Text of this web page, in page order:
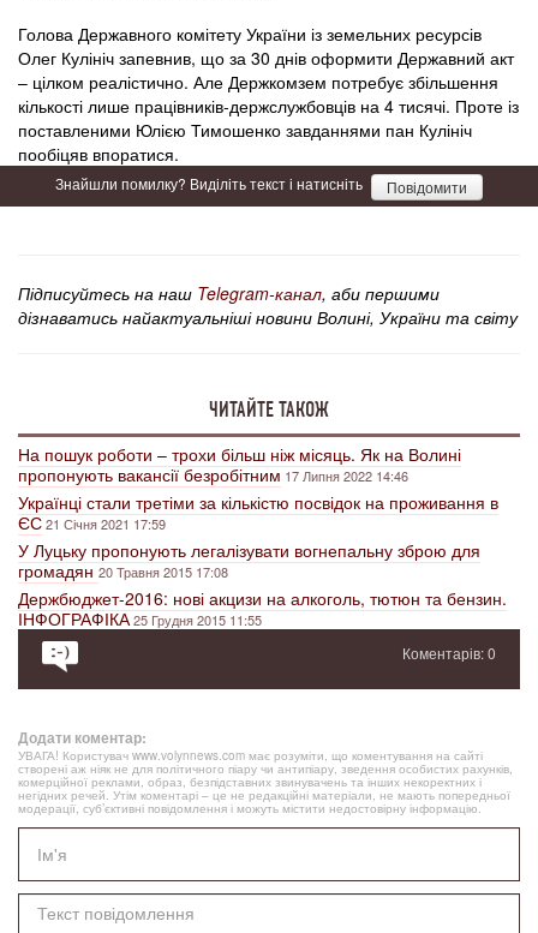
Голова Державного комітету України із земельних ресурсів
Олег Кулініч запевнив, що за 30 днів оформити Державний акт
– цілком реалістично. Але Держкомзем потребує збільшення
кількості лише працівників-держслужбовців на 4 тисячі. Проте із
поставленими Юлією Тимошенко завданнями пан Кулініч
пообіцяв впоратися.
Знайшли помилку? Виділіть текст і натисніть Повідомити
Підписуйтесь на наш Telegram-канал, аби першими
дізнаватись найактуальніші новини Волині, України та світу
ЧИТАЙТЕ ТАКОЖ
На пошук роботи – трохи більш ніж місяць. Як на Волині
пропонують вакансії безробітним 17 Липня 2022 14:46
Українці стали третіми за кількістю посвідок на проживання в
ЄС21 Січня 2021 17:59
У Луцьку пропонують легалізувати вогнепальну зброю для
громадян20 Травня 2015 17:08
Держбюджет-2016: нові акцизи на алкоголь, тютюн та бензин.
ІНФОГРАФІКА25 Грудня 2015 11:55
Коментарів: 0
Додати коментар:
УВАГА! Користувач www.volynnews.com має розуміти, що коментування на сайті
створені аж ніяк не для політичного піару чи антипіару, зведення особистих рахунків,
комерційної реклами, образ, безпідставних звинувачень та інших некоректних і
негідних речей. Утім коментарі – це не редакційні матеріали, не мають попередньої
модерації, суб’єктивні повідомлення і можуть містити недостовірну інформацію.